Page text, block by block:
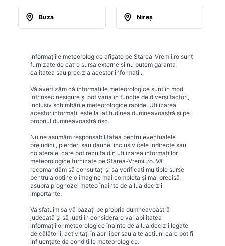
Buza Nireş
Informațiile meteorologice afișate pe Starea-Vremii.ro sunt
furnizate de catre sursa externe si nu putem garanta
calitatea sau precizia acestor informații.
Vă avertizăm că informațiile meteorologice sunt în mod
intrinsec nesigure și pot varia în funcție de diverși factori,
inclusiv schimbările meteorologice rapide. Utilizarea
acestor informații este la latitudinea dumneavoastră și pe
propriul dumneavoastră risc.
Nu ne asumăm responsabilitatea pentru eventualele
prejudicii, pierderi sau daune, inclusiv cele indirecte sau
colaterale, care pot rezulta din utilizarea informațiilor
meteorologice furnizate pe Starea-Vremii.ro. Vă
recomandăm să consultați și să verificați multiple surse
pentru a obține o imagine mai completă și mai precisă
asupra prognozei meteo înainte de a lua decizii
importante.
Vă sfătuim să vă bazați pe propria dumneavoastră
judecată și să luați în considerare variabilitatea
informațiilor meteorologice înainte de a lua decizii legate
de călătorii, activități în aer liber sau alte acțiuni care pot fi
influențate de condițiile meteorologice.